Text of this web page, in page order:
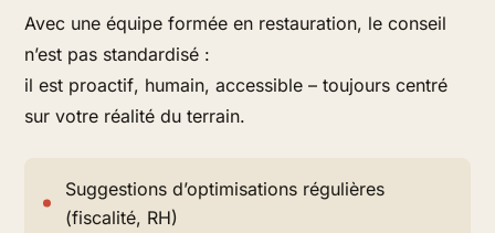
Avec une équipe formée en restauration, le conseil
n’est pas standardisé :
il est proactif, humain, accessible – toujours centré
sur votre réalité du terrain.
Suggestions d’optimisations régulières
(fiscalité, RH)